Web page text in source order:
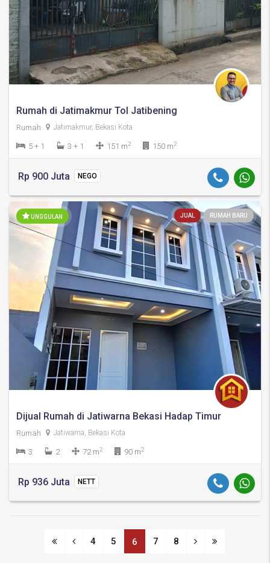
Rumah di Jatimakmur Tol Jatibening
Rumah Jatimakmur, Bekasi Kota
5 + 1 3 + 1 151 m2 150 m2
Rp 900 Juta NEGO
UNGGULAN JUAL RUMAH BARU
Dijual Rumah di Jatiwarna Bekasi Hadap Timur
Rumah Jatiwarna, Bekasi Kota
3 2 72 m2 90 m2
Rp 936 Juta NETT
4 5 6 7 8